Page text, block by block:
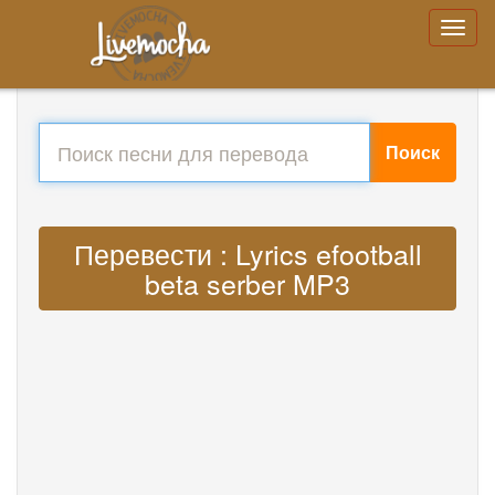
Поиск
Перевести : Lyrics efootball
beta serber MP3